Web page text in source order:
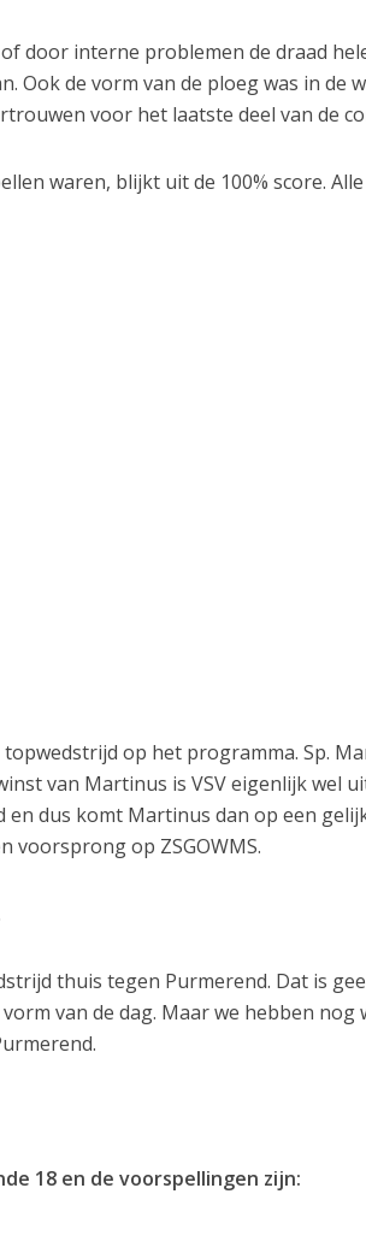
door interne problemen de draad
Ook de vorm van de ploeg was in de
voor het laatste deel van de
waren, blijkt uit de 100% score.
op het programma. Sp.
van Martinus is VSV eigenlijk wel
en dus komt Martinus dan op een
voorsprong op ZSGOWMS.
thuis tegen Purmerend. Dat is
van de dag. Maar we hebben nog
18 en de voorspellingen zijn: